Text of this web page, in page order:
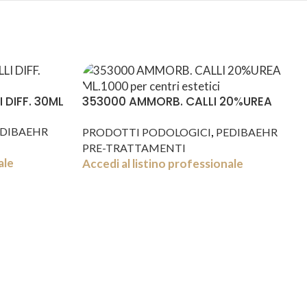
DIFF. 30ML
353000 AMMORB. CALLI 20%UREA
PRODOTTI PODOLOGICI, PEDIBAEHR
PRE-TRATTAMENTI
Accedi al listino professionale